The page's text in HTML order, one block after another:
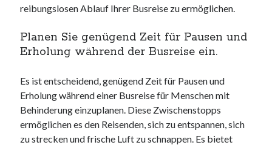
reibungslosen Ablauf Ihrer Busreise zu ermöglichen.
Planen Sie genügend Zeit für Pausen und
Erholung während der Busreise ein.
Es ist entscheidend, genügend Zeit für Pausen und
Erholung während einer Busreise für Menschen mit
Behinderung einzuplanen. Diese Zwischenstopps
ermöglichen es den Reisenden, sich zu entspannen, sich
zu strecken und frische Luft zu schnappen. Es bietet